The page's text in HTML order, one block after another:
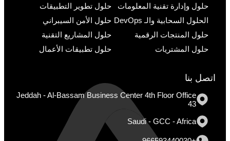
حلول وإدارة تقنية المعلومات
حلول تطوير التطبيقات
الحلول السحابية والـ DevOps
حلول الأمن السيبراني
حلول المنتجات الرقمية
حلول المشاريع التقنية
حلول المشتريات
حلول تطبيقات الأعمال
اتصل بنا
Jeddah - Al-Bassam Business Center 4th Floor Office
43
Saudi - GCC - Africa